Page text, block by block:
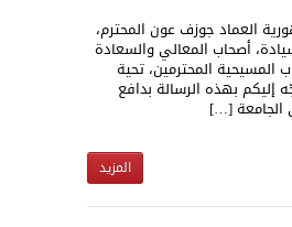
العماد جوزف عون المحترم،
أصحاب المعالي والسعادة
المسيحية المحترمين، تحية
إليكم بهذه الرسالة بدافع
الجامعة […]
المزيد